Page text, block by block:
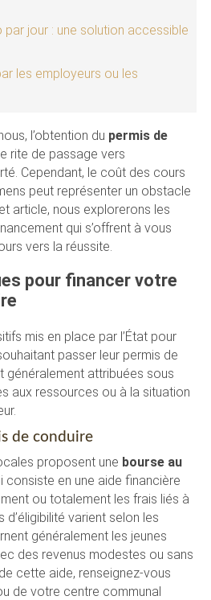
par jour : une solution accessible
les employeurs ou les
l’obtention du permis de
rite de passage vers
Cependant, le coût des cours
peut représenter un obstacle
article, nous explorerons les
qui s’offrent à vous
vers la réussite.
pour financer votre
mis en place par l’État pour
passer leur permis de
généralement attribuées sous
aux ressources ou à la situation
de conduire
proposent une bourse au
consiste en une aide financière
ou totalement les frais liés à
varient selon les
généralement les jeunes
des revenus modestes ou sans
cette aide, renseignez-vous
de votre centre communal